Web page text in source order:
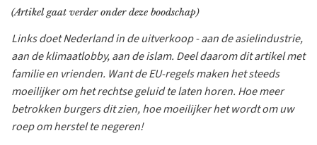
(Artikel gaat verder onder deze boodschap)
Links doet Nederland in de uitverkoop - aan de asielindustrie,
aan de klimaatlobby, aan de islam. Deel daarom dit artikel met
familie en vrienden. Want de EU-regels maken het steeds
moeilijker om het rechtse geluid te laten horen. Hoe meer
betrokken burgers dit zien, hoe moeilijker het wordt om uw
roep om herstel te negeren!